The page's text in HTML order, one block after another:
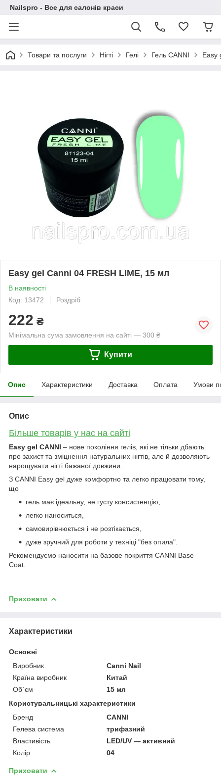
Nailspro - Все для салонів краси
Товари та послуги Нігті Гелі Гель CANNI Easy
Easy gel Canni 04 FRESH LIME, 15 мл
В наявності
Код: 13472
Роздріб
222 ₴
Мінімальна сума замовлення на сайті — 300 ₴
Купити
Опис Характеристики Доставка Оплата Умови
Опис
Більше товарів у нас на сайті
Easy gel CANNI – нове покоління гелів, які не тільки дбають
про захист та зміцнення натуральних нігтів, але й дозволяють
нарощувати нігті бажаної довжини.
З CANNI Easy gel дуже комфортно та легко працювати тому,
що
гель має ідеальну, не густу консистенцію,
легко наноситься,
самовирівнюється і не розтікається,
дуже зручний для роботи у техніці "без опила".
Рекомендуємо наносити на базове покриття CANNI Base
Coat.
Приховати
Характеристики
Основні
Виробник
Canni Nail
Країна виробник
Китай
Об`єм
15 мл
Користувальницькі характеристики
Бренд
CANNI
Гелева система
трифазний
Властивість
LED/UV — активний
Колір
04
Приховати